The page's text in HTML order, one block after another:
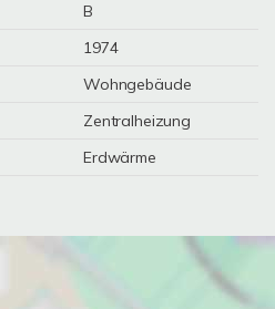
B
1974
Wohngebäude
Zentralheizung
Erdwärme